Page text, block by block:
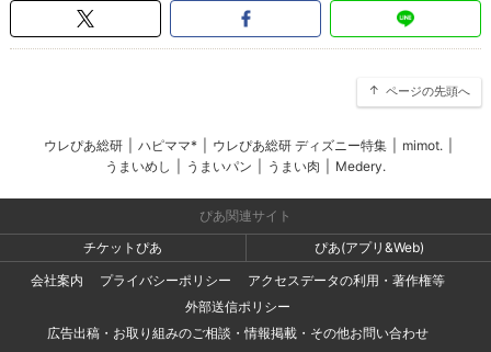
ページの先頭へ
ウレぴあ総研 ハピママ* ウレぴあ総研 ディズニー特集 mimot.
うまいめし
うまいパン うまい肉 Medery.
ぴあ関連サイト
チケットぴあ
ぴあ(アプリ&Web)
会社案内
プライバシーポリシー
アクセスデータの利用・著作権等
外部送信ポリシー
広告出稿・お取り組みのご相談・情報掲載・その他お問い合わせ